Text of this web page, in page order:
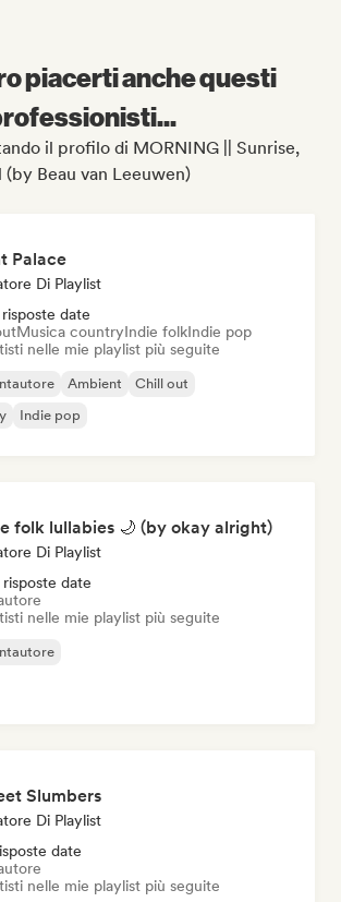
piacerti anche questi
il profilo di MORNING || Sunrise,
(by Beau van Leeuwen)
Palace
Di Playlist
date
Musica countryIndie folkIndie pop
nelle mie playlist più seguite
Ambient
Chill out
Indie pop
folk lullabies 🌙 (by okay alright)
Di Playlist
date
nelle mie playlist più seguite
Slumbers
Di Playlist
date
nelle mie playlist più seguite